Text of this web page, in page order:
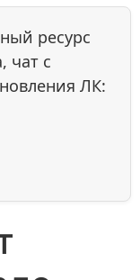
ресурс
чат с
ЛК: